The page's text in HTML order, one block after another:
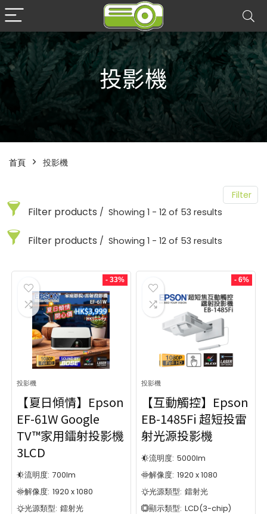
投影機
首頁 投影機
Filter
Filter products Showing 1 - 12 of 53 results
鐳射光
您可以輸入想搜尋的商品關鍵字 商務會議 61
教育學習 32
鐳射/工程 31
鐳射投影 62
家庭影院 69
短焦近距 29
大型場地
便攜型 46
微型系列
品牌
6 1
37
70
Filter products Showing 1 - 12 of 53 results
鐳射光
用關鍵字搜尋
您可以輸入想搜尋的商品關鍵字
選擇商品類型
商務會議 61
教育學習 32
鐳射/工程 31
鐳射投影 62
家庭影院
短焦近距 29
大型場地
便攜型 46
微型系列 9
品牌
- 33%
投影機
【夏日傾情】Epson
EF-61W Google
TV™家用鐳射投影機
3LCD
流明度: 700lm
解像度: 1920 x 1080
光源類型: 鐳射光
- 6%
投影機
【互動觸控】Epson
EB-1485Fi 超短投雷
射光源投影機
流明度: 5000lm
解像度: 1920 x 1080
光源類型: 鐳射光
顯示類型: LCD(3-chip)